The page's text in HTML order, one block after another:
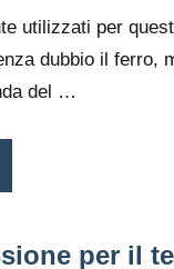
utilizzati per
dubbio il ferro,
del …
per il